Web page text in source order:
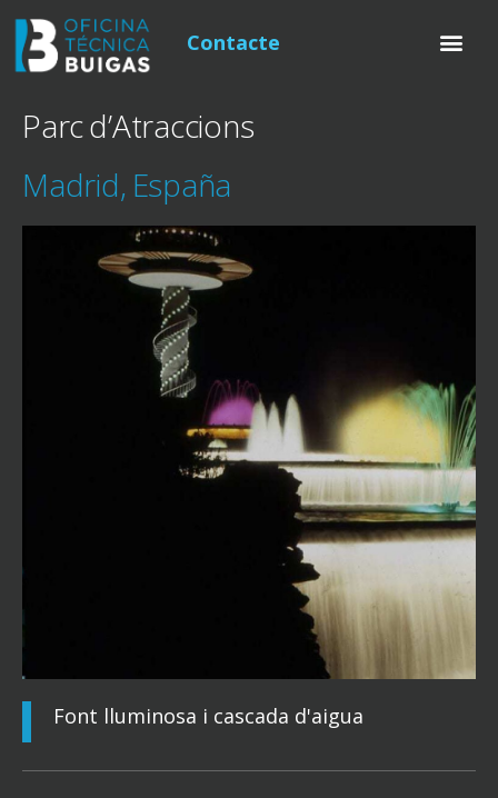
Contacte
Parc d’Atraccions
Madrid, España
Font lluminosa i cascada d'aigua